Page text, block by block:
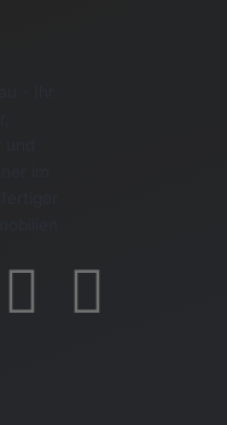
L
Y